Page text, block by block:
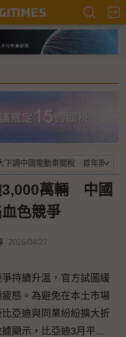
3,000萬輛 中國
色競爭
2026/04/27
持續升溫，官方試圖緩
態。為避免在本土市場
亞迪與同業紛紛擴大折
顯示，比亞迪3月平...